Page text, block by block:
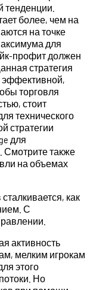
как
С
активность
мелким игрокам
этого
Но